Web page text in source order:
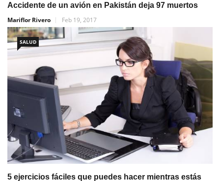
Accidente de un avión en Pakistán deja 97 muertos
Mariflor Rivero
Feb 19, 2017
SALUD
5 ejercicios fáciles que puedes hacer mientras estás